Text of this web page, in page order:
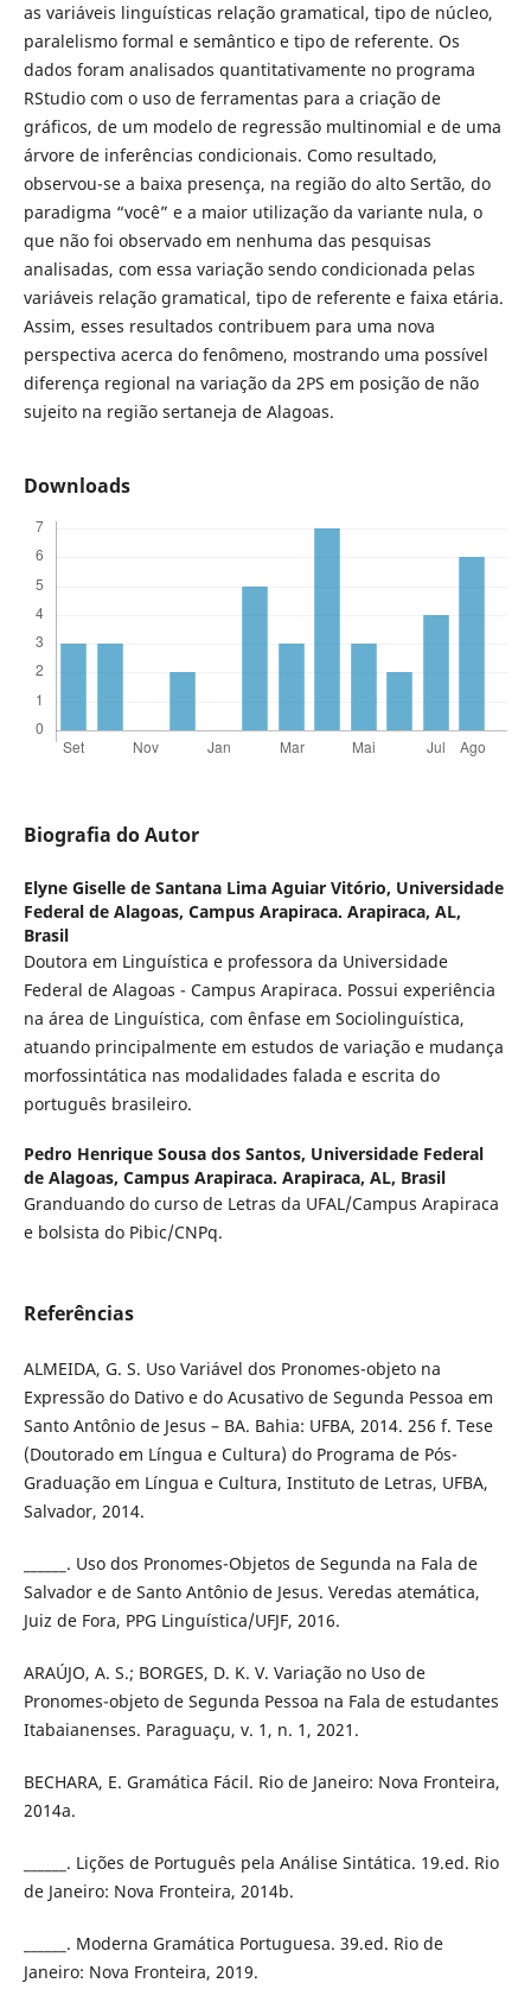
as variáveis linguísticas relação gramatical, tipo de núcleo,
paralelismo formal e semântico e tipo de referente. Os
dados foram analisados quantitativamente no programa
RStudio com o uso de ferramentas para a criação de
gráficos, de um modelo de regressão multinomial e de uma
árvore de inferências condicionais. Como resultado,
observou-se a baixa presença, na região do alto Sertão, do
paradigma “você” e a maior utilização da variante nula, o
que não foi observado em nenhuma das pesquisas
analisadas, com essa variação sendo condicionada pelas
variáveis relação gramatical, tipo de referente e faixa etária.
Assim, esses resultados contribuem para uma nova
perspectiva acerca do fenômeno, mostrando uma possível
diferença regional na variação da 2PS em posição de não
sujeito na região sertaneja de Alagoas.
Downloads
Biografia do Autor
Elyne Giselle de Santana Lima Aguiar Vitório, Universidade
Federal de Alagoas, Campus Arapiraca. Arapiraca, AL,
Brasil
Doutora em Linguística e professora da Universidade
Federal de Alagoas - Campus Arapiraca. Possui experiência
na área de Linguística, com ênfase em Sociolinguística,
atuando principalmente em estudos de variação e mudança
morfossintática nas modalidades falada e escrita do
português brasileiro.
Pedro Henrique Sousa dos Santos, Universidade Federal
de Alagoas, Campus Arapiraca. Arapiraca, AL, Brasil
Granduando do curso de Letras da UFAL/Campus Arapiraca
e bolsista do Pibic/CNPq.
Referências
ALMEIDA, G. S. Uso Variável dos Pronomes-objeto na
Expressão do Dativo e do Acusativo de Segunda Pessoa em
Santo Antônio de Jesus – BA. Bahia: UFBA, 2014. 256 f. Tese
(Doutorado em Língua e Cultura) do Programa de Pós-
Graduação em Língua e Cultura, Instituto de Letras, UFBA,
Salvador, 2014.
______. Uso dos Pronomes-Objetos de Segunda na Fala de
Salvador e de Santo Antônio de Jesus. Veredas atemática,
Juiz de Fora, PPG Linguística/UFJF, 2016.
ARAÚJO, A. S.; BORGES, D. K. V. Variação no Uso de
Pronomes-objeto de Segunda Pessoa na Fala de estudantes
Itabaianenses. Paraguaçu, v. 1, n. 1, 2021.
BECHARA, E. Gramática Fácil. Rio de Janeiro: Nova Fronteira,
2014a.
______. Lições de Português pela Análise Sintática. 19.ed. Rio
de Janeiro: Nova Fronteira, 2014b.
______. Moderna Gramática Portuguesa. 39.ed. Rio de
Janeiro: Nova Fronteira, 2019.